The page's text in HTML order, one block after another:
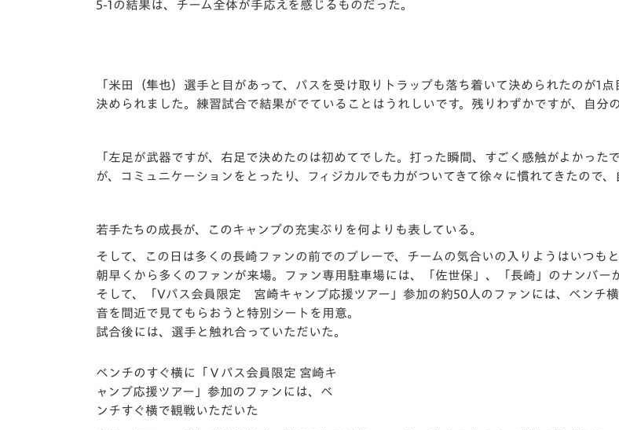
応援メディア
ホームタウン活動
5-1の結果は、チーム全体が手応えを感じるものだった。
「米田（隼也）選手と目があって、 パスを受け取りトラップも落ち着いて決められたのが1点
決められました。 練習試合で結果がでていることはうれしいです。 残りわずかですが、自分
「左足が武器ですが、右足で決めたのは初めてでした。 打った瞬間、すごく感触がよかった
が、
コミュニケーションをとったり、 フィジカルでも力がついてきて徐々に慣れてきたので、
若手たちの成長が、このキャンプの充実ぶりを何よりも表している。
そして、 この日は多くの長崎ファンの前でのプレーで、チームの気合いの入りよ うはいつも
朝早くから多くのファンが来場。ファン専用駐車場には、「 佐世保」、「長崎」のナンバー
そして、「Vパス会員限定 宮崎キャンプ応援ツアー」参加の約50人のファンには、 ベンチ
音を間近で見てもらおうと特別シートを用 意。
試合後には、選手と触れ合っていただいた。
ベンチのすぐ横に「Ｖパス会員限定 宮崎キ
ャンプ応援ツアー」参加のファンには、ベ
ンチすぐ横で観戦いただいた